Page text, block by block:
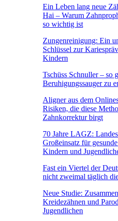
Ein Leben lang neue
Hai – Warum
so wichtig ist
Zungenreinigung: Ein
Schlüssel zur
Kindern
Tschüss Schnuller – so
Beruhigungssauger zu
Aligner aus dem
Risiken, die diese
Zahnkorrektur birgt
70 Jahre LAGZ:
Großeinsatz für
Kindern und
Fast ein Viertel der
nicht zweimal täglich
Neue Studie:
Kreidezähnen und
Jugendlichen